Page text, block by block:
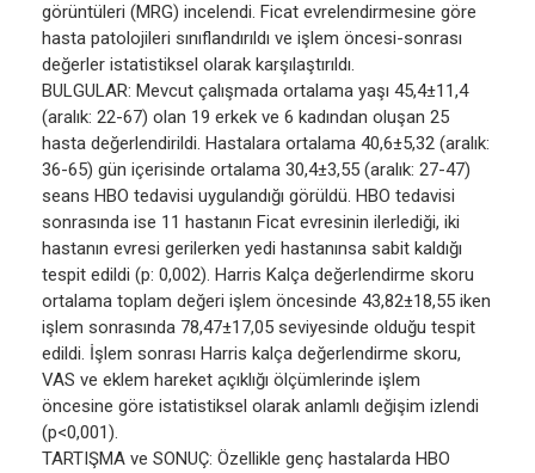
görüntüleri (MRG) incelendi. Ficat evrelendirmesine göre
hasta patolojileri sınıflandırıldı ve işlem öncesi-sonrası
değerler istatistiksel olarak karşılaştırıldı.
BULGULAR: Mevcut çalışmada ortalama yaşı 45,4±11,4
(aralık: 22-67) olan 19 erkek ve 6 kadından oluşan 25
hasta değerlendirildi. Hastalara ortalama 40,6±5,32 (aralık:
36-65) gün içerisinde ortalama 30,4±3,55 (aralık: 27-47)
seans HBO tedavisi uygulandığı görüldü. HBO tedavisi
sonrasında ise 11 hastanın Ficat evresinin ilerlediği, iki
hastanın evresi gerilerken yedi hastanınsa sabit kaldığı
tespit edildi (p: 0,002). Harris Kalça değerlendirme skoru
ortalama toplam değeri işlem öncesinde 43,82±18,55 iken
işlem sonrasında 78,47±17,05 seviyesinde olduğu tespit
edildi. İşlem sonrası Harris kalça değerlendirme skoru,
VAS ve eklem hareket açıklığı ölçümlerinde işlem
öncesine göre istatistiksel olarak anlamlı değişim izlendi
(p<0,001).
TARTIŞMA ve SONUÇ: Özellikle genç hastalarda HBO